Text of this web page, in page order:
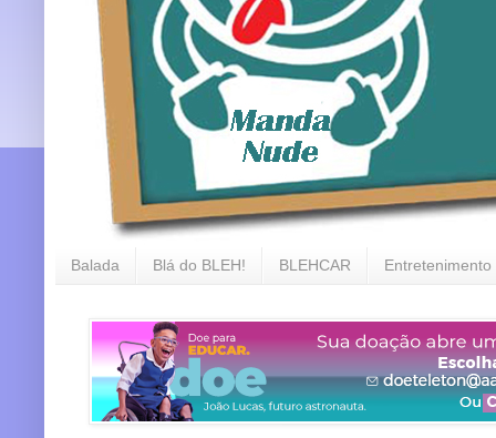
Balada Blá do BLEH! BLEHCAR Entretenimento